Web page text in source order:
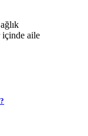
içinde aile